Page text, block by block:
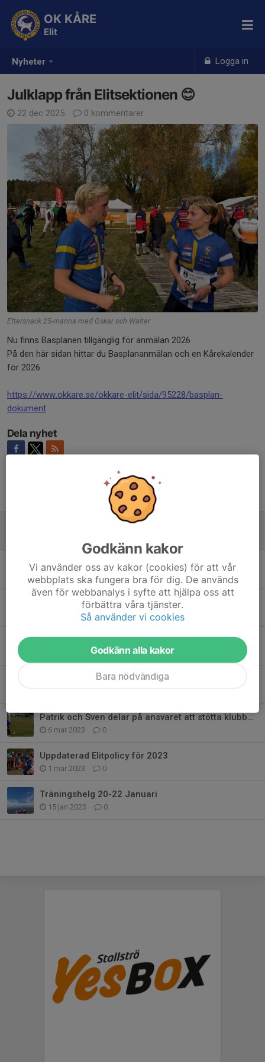
Nyheter Logga in
OK KÅRE
Elit
Julklapp från Elitsektionen 😊
22 dec 2025 0 kommentarer
Eftersnack 25-manna med Oskar och Walter
Nu finns Basplanen tillgänglig för anmälan 2026
På den här sidan hittar du Basplananmälan och en Kårekalender
för 2026
https://www.okkare.se/okkare-elit/sida/95228/basplan-
dokument
Dela nyhet
Julklapp från Elitsektionen 😊
Elitsektionens säsongsutvärdering 2025
20 sep 2025
Elitsektionens säsongsutvärdering 2024
31 okt 2024 0
10mila träning och 10mila kväll
0
Säsongsupptakt-träningshelg Elit 24-26/3
Patrik och Sven delar på ansvaret att stötta klubbens elitdamer
6 mar 2023 0
Uppdaterad Elitpolicy för 2023
1 mar 2023 0
Träningshelg 20-22 Januari
15 jan 2023 0
Godkänn kakor
Vi använder oss av kakor (cookies) för att vår
webbplats ska fungera bra för dig. De används
även för webbanalys i syfte att hjälpa oss att
förbättra våra tjänster.
Så använder vi cookies
Godkänn alla kakor
Bara nödvändiga